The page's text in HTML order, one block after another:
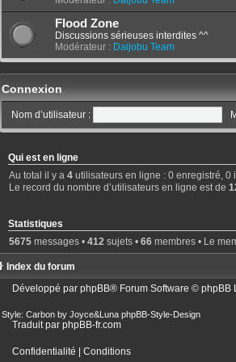
Flood Zone
Discussions sérieuses interdites ^^
Modérateur : Daijobu Team
Connexion
Nom d’utilisateur :
Qui est en ligne
Au total il y a 4utilisateurs en ligne : 0 enregistré, 0
Le record du nombre d’utilisateurs en ligne est de
Statistiques
5675messages • 412 sujets • 66membres • Le
Index du forum
Développé par phpBB® Forum Software © phpBB
Style: Carbon by Joyce&Luna phpBB-Style-Design
Traduit par phpBB-fr.com
Confidentialité Conditions